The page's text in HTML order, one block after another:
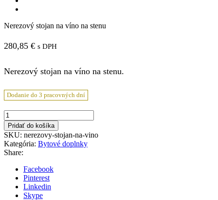
Nerezový stojan na víno na stenu
280,85 € s DPH
Nerezový stojan na víno na stenu.
Dodanie do 3 pracovných dní
množstvo
Nerezový
stojan
na
víno
na
stenu
Pridať do košíka
SKU: nerezovy-stojan-na-vino
Kategória: Bytové doplnky
Share:
Facebook
Pinterest
Linkedin
Skype